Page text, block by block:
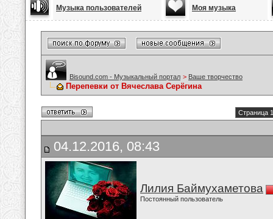
Музыка пользователей Моя музыка
Bisound.com - Музыкальный портал > Ваше творчество
Перепевки от Вячеслава Серёгина
Страница
04.12.2016, 08:43
Лилия Баймухаметова
Постоянный пользователь